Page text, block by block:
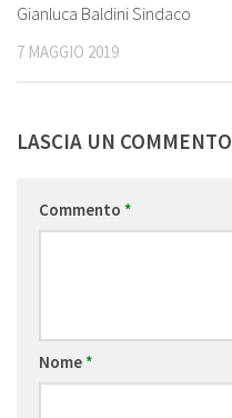
Gianluca Baldini Sindaco
7 MAGGIO 2019
LASCIA UN COMMENTO
Commento *
Nome*